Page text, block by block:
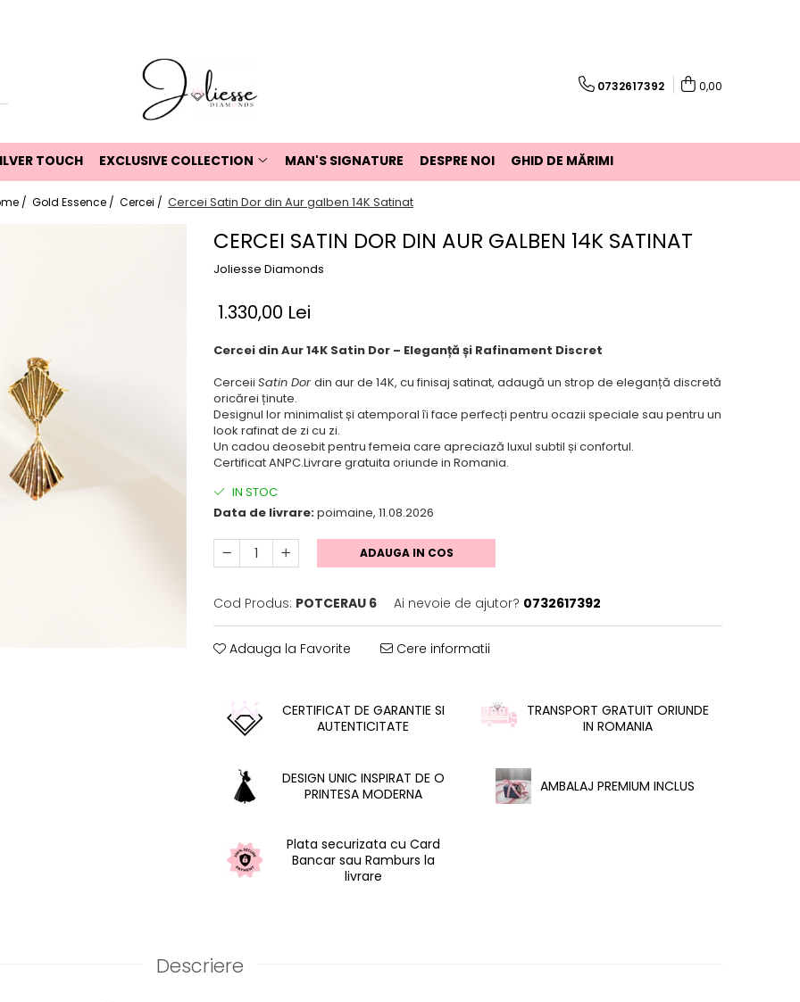
0732617392 0,00
TOUCH EXCLUSIVE COLLECTION MAN'S SIGNATURE DESPRE NOI GHID DE MĂRIMI
/ Gold Essence / Cercei / Cercei Satin Dor din Aur galben 14K Satinat
CERCEI SATIN DOR DIN AUR GALBEN 14K SATINAT
Joliesse Diamonds
1.330,00 Lei
Cercei din Aur 14K Satin Dor – Eleganță și Rafinament Discret
Cerceii Satin Dor din aur de 14K, cu finisaj satinat, adaugă un strop de eleganță discretă
oricărei ținute.
Designul lor minimalist și atemporal îi face perfecți pentru ocazii speciale sau pentru un
look rafinat de zi cu zi.
Un cadou deosebit pentru femeia care apreciază luxul subtil și confortul.
Certificat ANPC.Livrare gratuita oriunde in Romania.
IN STOC
Data de livrare:poimaine, 11.08.2026
ADAUGA IN COS
Cod Produs: POTCERAU 6 Ai nevoie de ajutor? 0732617392
Adauga la Favorite Cere informatii
CERTIFICAT DE GARANTIE SI
AUTENTICITATE
TRANSPORT GRATUIT ORIUNDE
IN ROMANIA
DESIGN UNIC INSPIRAT DE O
PRINTESA MODERNA
AMBALAJ PREMIUM INCLUS
Plata securizata cu Card
Bancar sau Ramburs la
livrare
Descriere